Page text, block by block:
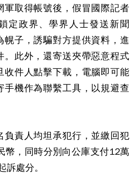
軍取得帳號後，假冒國際記者
定政界、學界人士發送新聞
幌子，誘騙對方提供資料，進
。此外，還寄送夾帶惡意程式
收件人點擊下載，電腦即可能
手機作為聯繫工具，以規避查
負責人均坦承犯行，並繳回犯
幣，同時分別向公庫支付12萬
訴處分。